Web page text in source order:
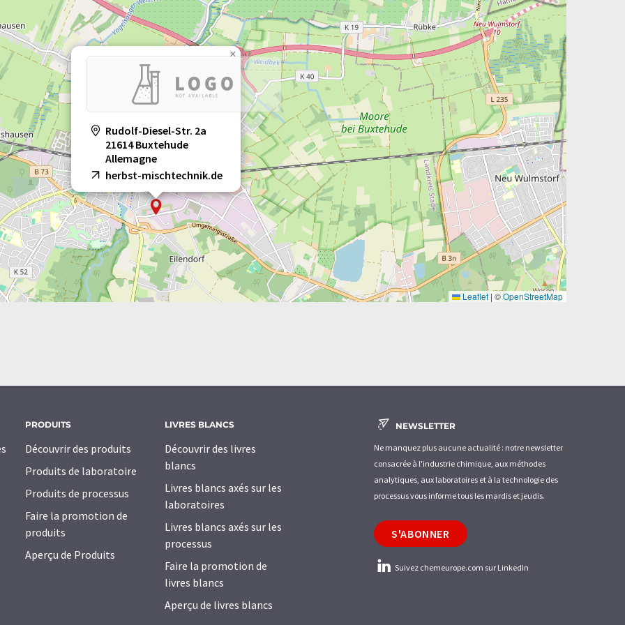
Rudolf-Diesel-Str. 2a
21614 Buxtehude
Allemagne
herbst-mischtechnik.de
×
Leaflet | ©OpenStreetMap
PRODUITS
Découvrir des produits
Produits de laboratoire
Produits de processus
Faire la promotion de
produits
Aperçu de Produits
LIVRES BLANCS
Découvrir des livres
blancs
Livres blancs axés sur les
laboratoires
Livres blancs axés sur les
processus
Faire la promotion de
livres blancs
Aperçu de livres blancs
NEWSLETTER
Ne manquez plus aucune actualité : notre newsletter
consacrée à l'industrie chimique, aux méthodes
analytiques, aux laboratoires et à la technologie des
processus vous informe tous les mardis et jeudis.
S'ABONNER
Suivez chemeurope.com sur LinkedIn